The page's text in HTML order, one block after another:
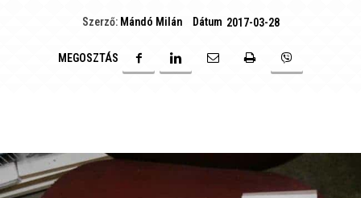
Szerző: Mándó Milán Dátum 2017-03-28
MEGOSZTÁS